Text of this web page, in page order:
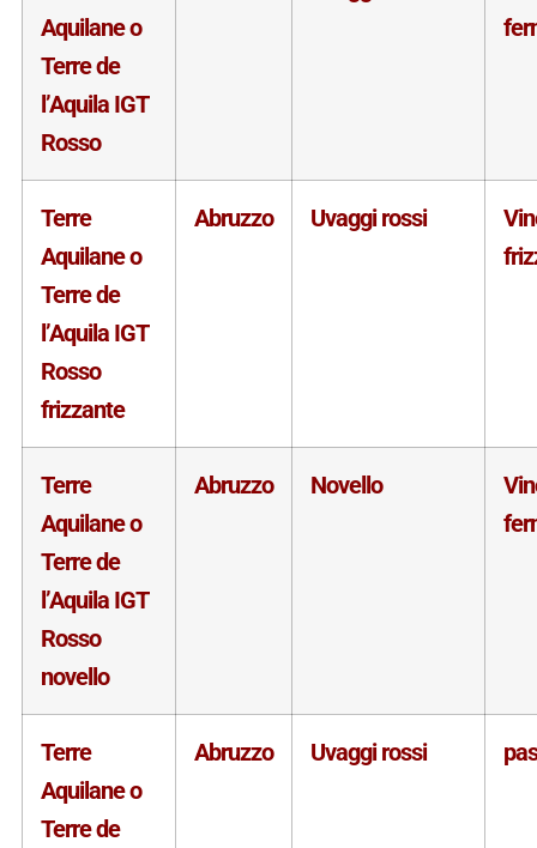
Aquilane o
Terre de
l’Aquila IGT
Rosso
Terre
Aquilane o
Terre de
l’Aquila IGT
Rosso
frizzante
Abruzzo Uvaggi rossi
Terre
Aquilane o
Terre de
l’Aquila IGT
Rosso
novello
Abruzzo Novello
Terre
Aquilane o
Terre de
Abruzzo Uvaggi rossi